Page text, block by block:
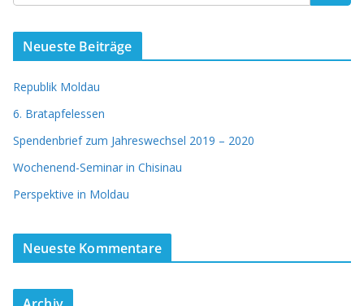
Neueste Beiträge
Republik Moldau
6. Bratapfelessen
Spendenbrief zum Jahreswechsel 2019 – 2020
Wochenend-Seminar in Chisinau
Perspektive in Moldau
Neueste Kommentare